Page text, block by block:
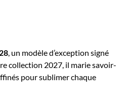
, un modèle d’exception signé
collection 2027, il marie savoir-
pour sublimer chaque